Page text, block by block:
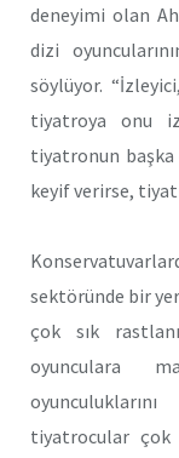
deneyimi olan
dizi
söylüyor.
tiyatroya onu
tiyatronun başka
keyif verirse,
sektöründe bir
çok sık
oyunculara
tiyatrocular çok